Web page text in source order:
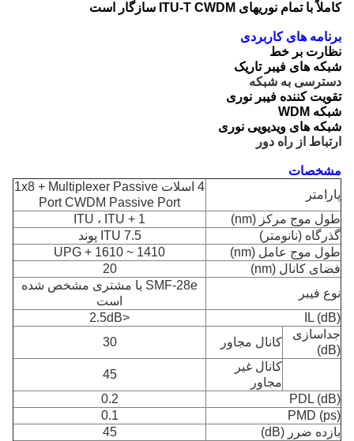
کاملاً با تمام نوریهای ITU-T CWDM سازگار است
برنامه های کاربردی
نظارت بر خط
شبکه های فیبر تاریک
دسترسی به شبکه
تقویت کننده فیبر نوری
شبکه WDM
شبکه های ویدیویی نوری
ارتباط از راه دور
مشخصات
پارامتر
4 اسلات 1x8 + Multiplexer Passive
Port CWDM Passive Port
طول موج مرکز (nm)
ITU ، ITU + 1
گذرگاه (نانومتر)
ITU 7.5 پوند
طول موج عامل (nm)
1410 ~ 1610 + UPG
فضای کانال (nm)
20
نوع فیبر
SMF-28e یا مشتری مشخص شده
است
IL (dB)
<2.5dB
جداسازی
(dB)
کانال مجاور
30
کانال غیر
مجاور
45
PDL (dB)
0.2
PMD (ps)
0.1
بازده ضرر (dB)
45